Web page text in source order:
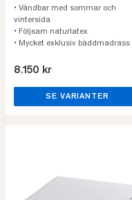
• Vändbar med sommar och
vintersida
• Följsam naturlatex
• Mycket exklusiv bäddmadrass
8.150 kr
SE VARIANTER